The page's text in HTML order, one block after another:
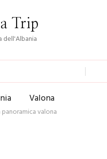
Trip
dell'Albania
Valona
valona